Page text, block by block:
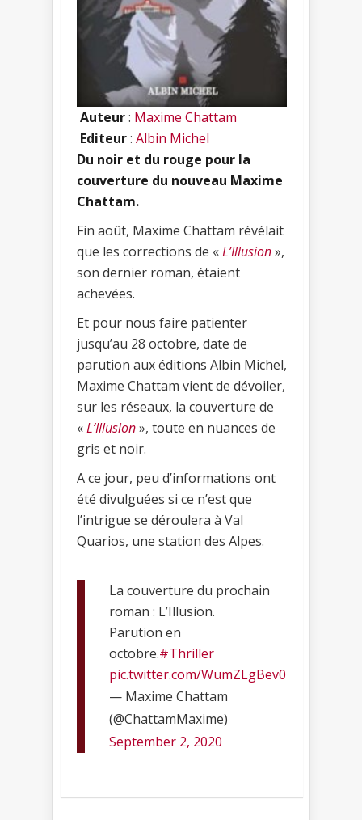
Auteur: Maxime Chattam
Editeur: Albin Michel
Du noir et du rouge pour la
couverture du nouveau Maxime
Chattam.
Fin août, Maxime Chattam révélait
que les corrections de «L’Illusion»,
son dernier roman, étaient
achevées.
Et pour nous faire patienter
jusqu’au 28 octobre, date de
parution aux éditions Albin Michel,
Maxime Chattam vient de dévoiler,
sur les réseaux, la couverture de
«L’Illusion», toute en nuances de
gris et noir.
A ce jour, peu d’informations ont
été divulguées si ce n’est que
l’intrigue se déroulera à Val
Quarios, une station des Alpes.
La couverture du prochain
roman : L’Illusion.
Parution en
octobre.#Thriller
pic.twitter.com/WumZLgBev0
— Maxime Chattam
(@ChattamMaxime)
September 2, 2020